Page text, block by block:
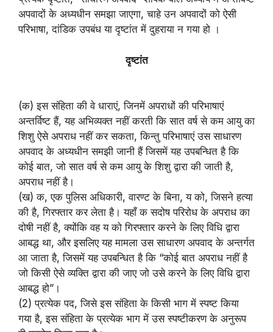
अपवादों के अध्यधीन समझा जाएगा, चाहे उन अपवादों को ऐसी
परिभाषा, दांडिक उपबंध या दृष्टांत में दुहराया न गया हो ।
दृष्टांत
(क) इस संहिता की वे धाराएं, जिनमें अपराधों की परिभाषाएं
अन्तर्विष्ट हैं, यह अभिव्यक्त नहीं करती कि सात वर्ष से कम आयु का
शिशु ऐसे अपराध नहीं कर सकता, किन्तु परिभाषाएं उस साधारण
अपवाद के अध्यधीन समझी जानी हैं जिसमें यह उपबन्धित है कि
कोई बात, जो सात वर्ष से कम आयु के शिशु द्वारा की जाती है,
अपराध नहीं है।
(ख) क, एक पुलिस अधिकारी, वारण्ट के बिना, य को, जिसने हत्या
की है, गिरफ्तार कर लेता है। यहाँ क सदोष परिरोध के अपराध का
दोषी नहीं है, क्योंकि वह य को गिरफ्तार करने के लिए विधि द्वारा
आबद्ध था, और इसलिए यह मामला उस साधारण अपवाद के अन्तर्गत
आ जाता है, जिसमें यह उपबन्धित है कि “कोई बात अपराध नहीं है
जो किसी ऐसे व्यक्ति द्वारा की जाए जो उसे करने के लिए विधि द्वारा
आबद्ध हो”।
(2) प्रत्येक पद, जिसे इस संहिता के किसी भाग में स्पष्ट किया
गया है, इस संहिता के प्रत्येक भाग में उस स्पष्टीकरण के अनुरूप